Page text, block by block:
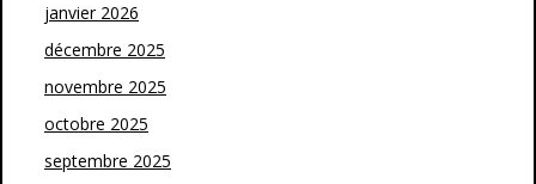
janvier 2026
décembre 2025
novembre 2025
octobre 2025
septembre 2025